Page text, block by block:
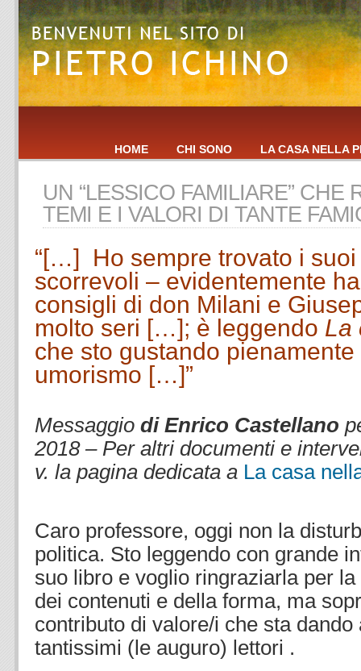
HOME CHI SONO LA CASA NELLA
UN “LESSICO FAMILIARE” CHE
TEMI E I VALORI DI TANTE
“[…] Ho sempre trovato i suoi
scorrevoli – evidentemente
consigli di don Milani e
molto seri […]; è leggendo La
che sto gustando
umorismo […]”
Messaggio di Enrico Castellano
2018 – Per altri documenti e
v. la pagina dedicata a La casa
Caro professore, oggi non la
politica. Sto leggendo con grande
suo libro e voglio ringraziarla per
dei contenuti e della forma, ma
contributo di valore/i che sta dando
tantissimi (le auguro) lettori .